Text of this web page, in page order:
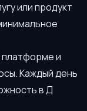
или продукт
платформе и
Каждый день
в Д